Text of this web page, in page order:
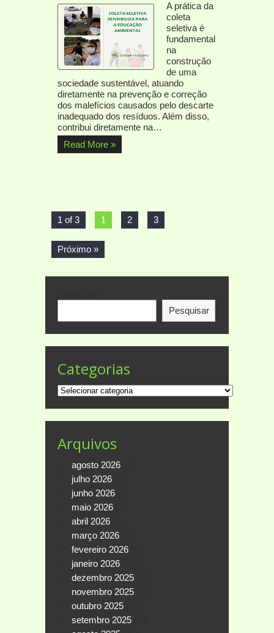
A prática da
coleta
seletiva é
fundamental
na
construção
de uma
sociedade sustentável, atuando
diretamente na prevenção e correção
dos malefícios causados pelo descarte
inadequado dos resíduos. Além disso,
contribui diretamente na…
Read More »
1 of 3 1 2 3
Próximo »
Pesquisar
Categorias
Categorias
Arquivos
agosto 2026
julho 2026
junho 2026
maio 2026
abril 2026
março 2026
fevereiro 2026
janeiro 2026
dezembro 2025
novembro 2025
outubro 2025
setembro 2025